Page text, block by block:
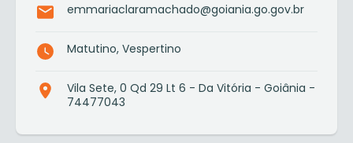
emmariaclaramachado@goiania.go.gov.br
Matutino, Vespertino
Vila Sete, 0 Qd 29 Lt 6 - Da Vitória - Goiânia -
74477043